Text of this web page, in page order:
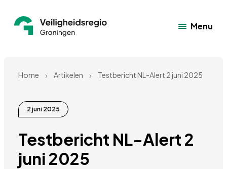
Menu
Home Artikelen Testbericht NL-Alert 2 juni 2025
2 juni 2025
Testbericht NL-Alert 2
juni 2025